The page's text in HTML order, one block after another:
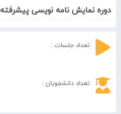
دوره نمایش نامه نویسی پیشرفته
تعداد جلسات :
تعداد دانشجویان :